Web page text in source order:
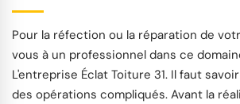
Pour la réfection ou la réparation de
vous à un professionnel dans ce
L'entreprise Éclat Toiture 31. Il faut
des opérations compliqués. Avant la